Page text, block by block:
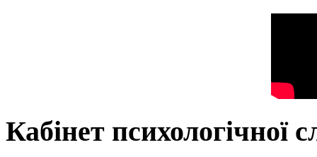
Кабінет психологічної